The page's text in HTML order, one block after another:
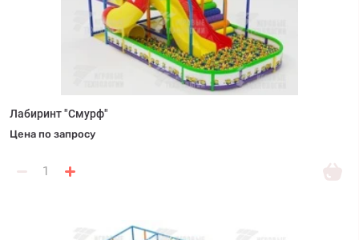
Лабиринт "Смурф"
Цена по запросу